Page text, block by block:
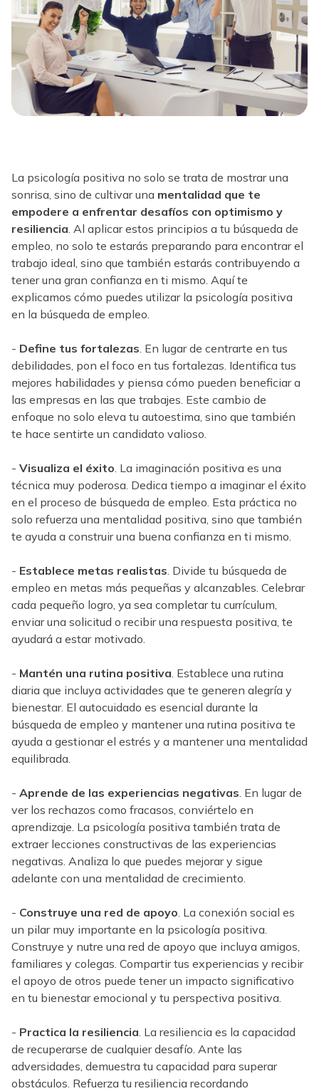
La psicología positiva no solo se trata de mostrar una
sonrisa, sino de cultivar una mentalidad que te
empodere a enfrentar desafíos con optimismo y
resiliencia . Al aplicar estos principios a tu búsqueda de
empleo, no solo te estarás preparando para encontrar el
trabajo ideal, sino que también estarás contribuyendo a
tener una gran confianza en ti mismo. Aquí te
explicamos cómo puedes utilizar la psicología positiva
en la búsqueda de empleo.
- Define tus fortalezas . En lugar de centrarte en tus
debilidades, pon el foco en tus fortalezas. Identifica tus
mejores habilidades y piensa cómo pueden beneficiar a
las empresas en las que trabajes. Este cambio de
enfoque no solo eleva tu autoestima, sino que también
te hace sentirte un candidato valioso.
- Visualiza el éxito . La imaginación positiva es una
técnica muy poderosa. Dedica tiempo a imaginar el éxito
en el proceso de búsqueda de empleo. Esta práctica no
solo refuerza una mentalidad positiva, sino que también
te ayuda a construir una buena confianza en ti mismo.
- Establece metas realistas . Divide tu búsqueda de
empleo en metas más pequeñas y alcanzables. Celebrar
cada pequeño logro, ya sea completar tu currículum,
enviar una solicitud o recibir una respuesta positiva, te
ayudará a estar motivado.
- Mantén una rutina positiva . Establece una rutina
diaria que incluya actividades que te generen alegría y
bienestar. El autocuidado es esencial durante la
búsqueda de empleo y mantener una rutina positiva te
ayuda a gestionar el estrés y a mantener una mentalidad
equilibrada.
- Aprende de las experiencias negativas . En lugar de
ver los rechazos como fracasos, conviértelo en
aprendizaje. La psicología positiva también trata de
extraer lecciones constructivas de las experiencias
negativas. Analiza lo que puedes mejorar y sigue
adelante con una mentalidad de crecimiento.
- Construye una red de apoyo . La conexión social es
un pilar muy importante en la psicología positiva.
Construye y nutre una red de apoyo que incluya amigos,
familiares y colegas. Compartir tus experiencias y recibir
el apoyo de otros puede tener un impacto significativo
en tu bienestar emocional y tu perspectiva positiva.
- Practica la resiliencia . La resiliencia es la capacidad
de recuperarse de cualquier desafío. Ante las
adversidades, demuestra tu capacidad para superar
obstáculos. Refuerza tu resiliencia recordando